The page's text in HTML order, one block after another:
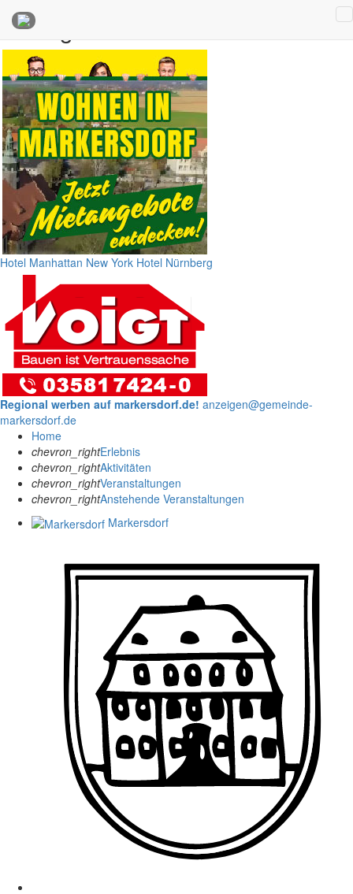
Anzeigen
Hotel Manhattan New York Hotel Nürnberg
Regional werben auf markersdorf.de! anzeigen@gemeinde-
markersdorf.de
Home
chevron_rightErlebnis
chevron_rightAktivitäten
chevron_rightVeranstaltungen
chevron_rightAnstehende Veranstaltungen
Markersdorf